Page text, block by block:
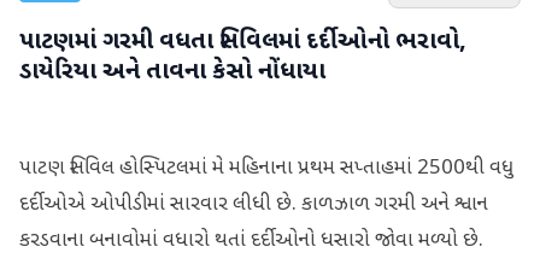
પાટણમાં ગરમી વધતા સિવિલમાં દર્દીઓનો ભરાવો,
ડાયેરિયા અને તાવના કેસો નોંધાયા
પાટણ સિવિલ હોસ્પિટલમાં મે મહિનાના પ્રથમ સપ્તાહમાં 2500થી વધુ
દર્દીઓએ ઓપીડીમાં સારવાર લીધી છે. કાળઝાળ ગરમી અને શ્વાન
કરડવાના બનાવોમાં વધારો થતાં દર્દીઓનો ધસારો જોવા મળ્યો છે.